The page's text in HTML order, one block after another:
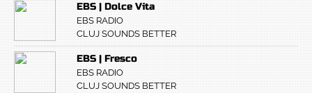
EBS | Dolce Vita
EBS RADIO
CLUJ SOUNDS BETTER
EBS | Fresco
EBS RADIO
CLUJ SOUNDS BETTER